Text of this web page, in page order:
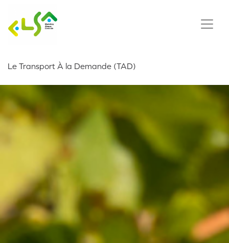
Le Transport À la Demande (TAD)